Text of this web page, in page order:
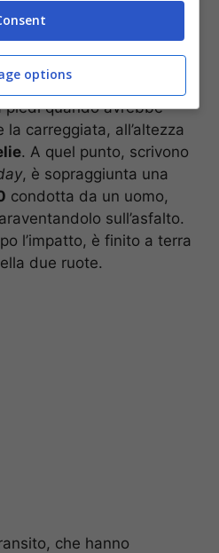
Centocelle
di63 anni, di cui non
piedi quando avrebbe
carreggiata, all’altezza
. A quel punto, scrivono
, è sopraggiunta una
condotta da un uomo,
sull’asfalto.
l’impatto, è finito a terra
due ruote.
che hanno
options